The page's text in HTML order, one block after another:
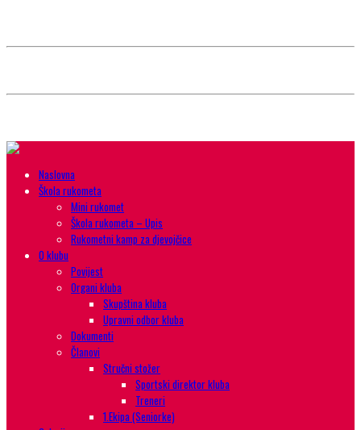
Naslovna
Škola rukometa
Mini rukomet
Škola rukometa – Upis
Rukometni kamp za djevojčice
O klubu
Povijest
Organi kluba
Skupština kluba
Upravni odbor kluba
Dokumenti
Članovi
Stručni stožer
Sportski direktor kluba
Treneri
1.Ekipa (Seniorke)